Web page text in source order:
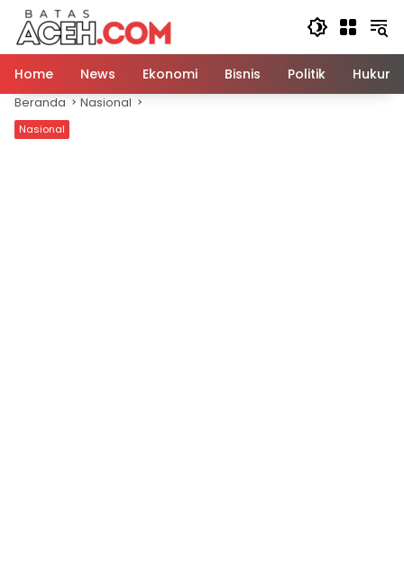
Langsung
konten
Home
News Ekonomi Bisnis Politik Hukum
Beranda Nasional
Nasional